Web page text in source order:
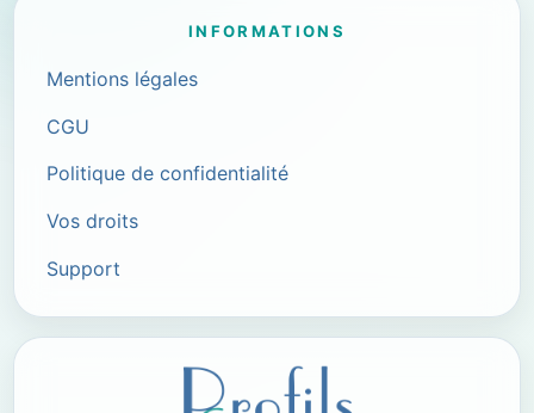
INFORMATIONS
Mentions légales
CGU
Politique de confidentialité
Vos droits
Support